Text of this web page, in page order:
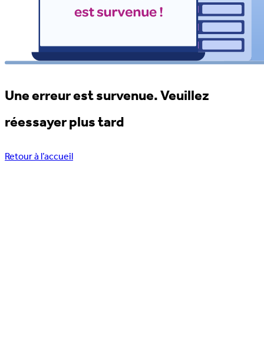
Une erreur est survenue. Veuillez
réessayer plus tard
Retour à l’accueil